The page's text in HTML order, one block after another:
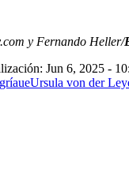
y Fernando Heller/
Jun 6, 2025 -
ueUrsula von der